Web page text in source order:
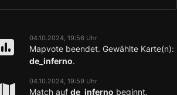
04.10.2024, 19:56 Uhr
Mapvote beendet. Gewählte Karte(n):
de_inferno.
04.10.2024, 19:59 Uhr
Match auf de_inferno beginnt.